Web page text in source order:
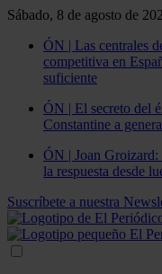
Sábado, 8 de agosto de
ÓN | Las centrales
competitiva en
suficiente
ÓN | El secreto del
Constantine a
ÓN | Joan
la respuesta desde
Suscríbete a nuestra